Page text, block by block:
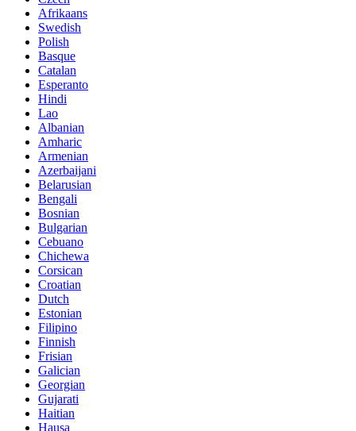
Afrikaans
Swedish
Polish
Basque
Catalan
Esperanto
Hindi
Lao
Albanian
Amharic
Armenian
Azerbaijani
Belarusian
Bengali
Bosnian
Bulgarian
Cebuano
Chichewa
Corsican
Croatian
Dutch
Estonian
Filipino
Finnish
Frisian
Galician
Georgian
Gujarati
Haitian
Hausa